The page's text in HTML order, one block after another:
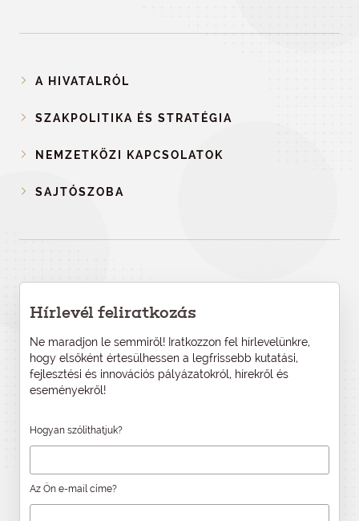
A HIVATALRÓL
SZAKPOLITIKA ÉS STRATÉGIA
NEMZETKÖZI KAPCSOLATOK
SAJTÓSZOBA
Hírlevél feliratkozás
Ne maradjon le semmiről! Iratkozzon fel hírlevelünkre,
hogy elsőként értesülhessen a legfrissebb kutatási,
fejlesztési és innovációs pályázatokról, hírekről és
eseményekről!
Hogyan szólíthatjuk?
Az Ön e-mail címe?